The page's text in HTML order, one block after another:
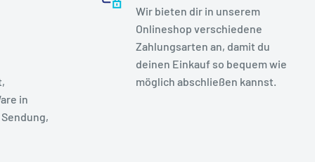
in
Wir bieten dir in unserem
Onlineshop verschiedene
Zahlungsarten an, damit du
deinen Einkauf so bequem wie
möglich abschließen kannst.